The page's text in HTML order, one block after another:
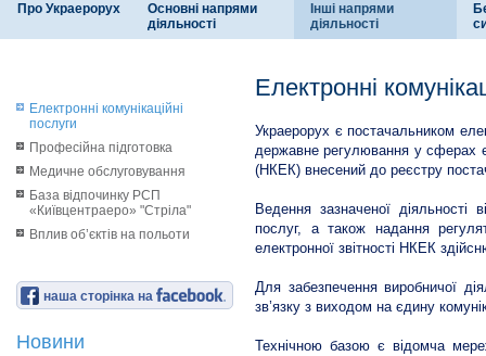
Про Украерорух
Основні напрями
діяльності
Інші напрями
діяльності
Електронні комунікаційні
послуги
Професійна підготовка
Медичне обслуговування
База відпочинку РСП
«Київцентраеро» "Стріла"
Вплив об’єктів на польоти
наша сторінка на
Новини
Електронні
Украерорух є постачальником
державне регулювання у сферах
(НКЕК) внесений до реєстру
Ведення зазначеної діяльності
послуг, а також надання
електронної звітності НКЕК
Для забезпечення виробничої
зв’язку з виходом на єдину
Технічною базою є відомча